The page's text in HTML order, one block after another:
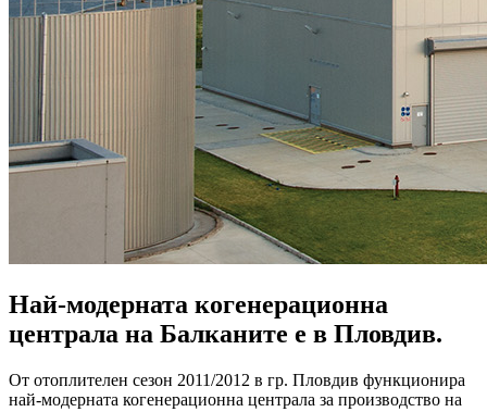
Най-модерната когенерационна
централа на Балканите е в Пловдив.
От отоплителен сезон 2011/2012 в гр. Пловдив функционира
най-модерната когенерационна централа за производство на